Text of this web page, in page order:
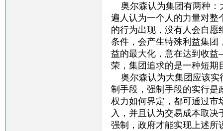
奥尔森认为集团有两种：
遍人认为一个人的力量对整
的行为出现，没有人会自愿
条件，会产生特殊利益集团
益的最大化，意在达到收
荣，集团追求的是一种短期
奥尔森认为大集团应该实
制手段，强制手段的实行是
权力如何界定，都可通过市
入，并且认为交易成本取决
强制，政府才能实现上述所